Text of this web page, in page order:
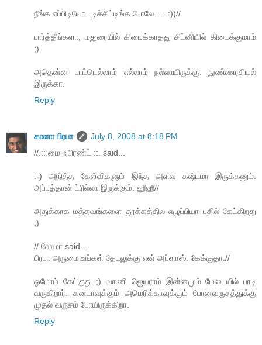
நீங்க எப்பிடியோ புடிச்சிட்டிங்க போலே..... :))//
பார்த்தீங்களா, மதுரையில் கிடைக்காதது சிட்னியில் கிடைக்குமாம்
;)
அதென்ன பாட்டெல்லாம் எல்லாம் நல்லாயிருக்கு. நுண்ணரசியல்
இருக்கா.
Reply
கானா பிரபா
July 8, 2008 at 8:18 PM
//.:: மை ஃபிரண்ட் ::. said...
:-) அடுத்த கேள்விகளும் இந்த அளவு கஷ்டமா இருக்கனும்.
அப்பத்தான் ட்ரில்லா இருக்கும். ஹீஹீ//
அதுக்காக மத்தவங்களை தூக்கத்தில எழுப்பியா பதில் கேட்கிறது
;)
// ஹேமா said...
பிரபா அருமை.உங்கள் தேடலுக்கு என் அப்ளாஸ். கேக்குதா.//
ஓமோம் கேட்குது ;) வாணி ஜெயராம் இன்னமும் மேடையில் பாடி
வருகிறார். கனடாவுக்கும் அமெரிக்காவுக்கும் போனவருசத்துக்கு
முதல் வருசம் போயிருக்கிறா.
Reply